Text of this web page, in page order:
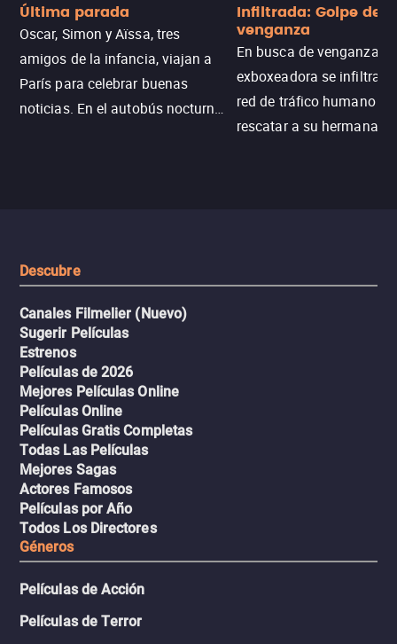
Última parada
Oscar, Simon y Aïssa, tres
amigos de la infancia, viajan a
París para celebrar buenas
noticias. En el autobús nocturno
Infiltrada: Golpe de
venganza
En busca de venganza,
exboxeadora se infiltra
red de tráfico humano
rescatar a su hermana
Descubre
Canales Filmelier (Nuevo)
Sugerir Películas
Estrenos
Películas de 2026
Mejores Películas Online
Películas Online
Películas Gratis Completas
Todas Las Películas
Mejores Sagas
Actores Famosos
Películas por Año
Todos Los Directores
Géneros
Películas de Acción
Películas de Terror